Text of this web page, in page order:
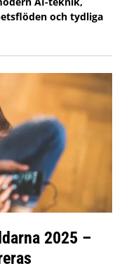
och tydliga
2025 –